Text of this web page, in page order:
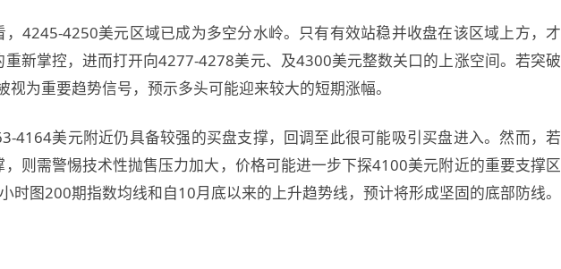
，4245-4250美元区域已成为多空分水岭。只有有效站稳并收盘在该区域上方，才
重新掌控，进而打开向4277-4278美元、及4300美元整数关口的上涨空间。若突破
视为重要趋势信号，预示多头可能迎来较大的短期涨幅。
4164美元附近仍具备较强的买盘支撑，回调至此很可能吸引买盘进入。然而，若
，则需警惕技术性抛售压力加大，价格可能进一步下探4100美元附近的重要支撑区
时图200期指数均线和自10月底以来的上升趋势线，预计将形成坚固的底部防线。